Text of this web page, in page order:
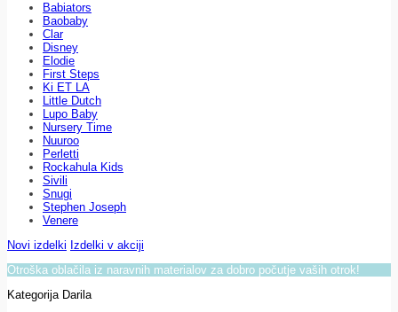
Babiators
Baobaby
Clar
Disney
Elodie
First Steps
Ki ET LA
Little Dutch
Lupo Baby
Nursery Time
Nuuroo
Perletti
Rockahula Kids
Sivili
Snugi
Stephen Joseph
Venere
Novi izdelki Izdelki v akciji
Otroška oblačila iz naravnih materialov za dobro počutje vaših otrok!
Kategorija Darila